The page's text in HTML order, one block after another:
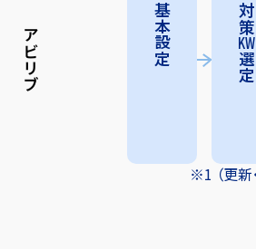
アビリブ 基本設定 対策
KW
選定
※1 （更新